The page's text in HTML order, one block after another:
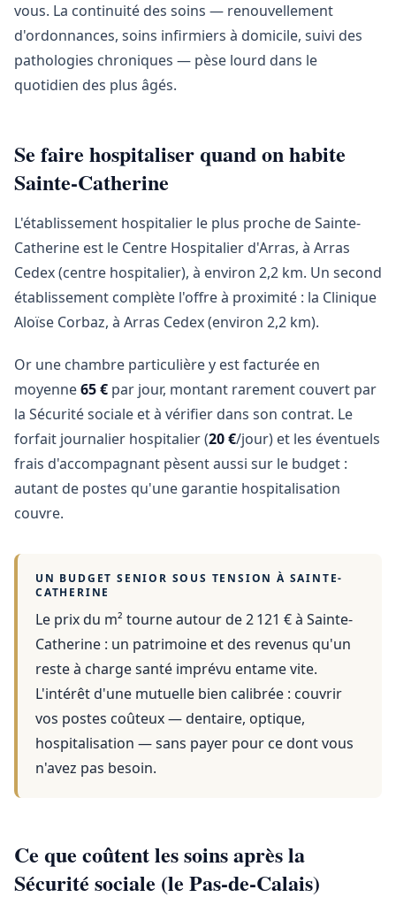
vous. La continuité des soins — renouvellement
d'ordonnances, soins infirmiers à domicile, suivi des
pathologies chroniques — pèse lourd dans le
quotidien des plus âgés.
Se faire hospitaliser quand on habite
Sainte-Catherine
L'établissement hospitalier le plus proche de Sainte-
Catherine est le Centre Hospitalier d'Arras, à Arras
Cedex (centre hospitalier), à environ 2,2 km. Un second
établissement complète l'offre à proximité : la Clinique
Aloïse Corbaz, à Arras Cedex (environ 2,2 km).
Or une chambre particulière y est facturée en
moyenne65 € par jour, montant rarement couvert par
la Sécurité sociale et à vérifier dans son contrat. Le
forfait journalier hospitalier (20 €/jour) et les éventuels
frais d'accompagnant pèsent aussi sur le budget :
autant de postes qu'une garantie hospitalisation
couvre.
UN BUDGET SENIOR SOUS TENSION À SAINTE-
CATHERINE
Le prix du m² tourne autour de 2 121 €à Sainte-
Catherine : un patrimoine et des revenus qu'un
reste à charge santé imprévu entame vite.
L'intérêt d'une mutuelle bien calibrée : couvrir
vos postes coûteux — dentaire, optique,
hospitalisation — sans payer pour ce dont vous
n'avez pas besoin.
Ce que coûtent les soins après la
Sécurité sociale (le Pas-de-Calais)